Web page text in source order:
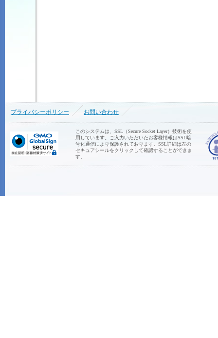
プライバシーポリシー お問い合わせ
このシステムは、SSL（Secure Socket Layer）技術を使
用しています。ご入力いただいたお客様情報はSSL暗
号化通信により保護されております。SSL詳細は左の
セキュアシールをクリックして確認することができま
す。